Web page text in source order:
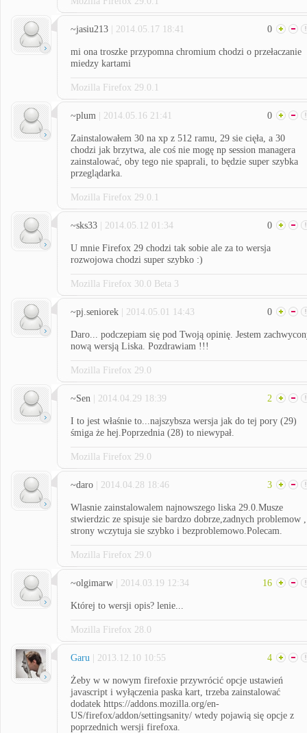
~jasiu213 | 2014.05.17 18:41 0
mi ona troszke przypomna chromium chodzi o przełaczanie
miedzy kartami
Mozilla Firefox 29.0.1
~plum | 2014.05.16 21:41 0
Zainstalowałem 30 na xp z 512 ramu, 29 sie cięła, a 30
chodzi jak brzytwa, ale coś nie mogę np session managera
zainstalować, oby tego nie spaprali, to będzie super szybka
przeglądarka.
Mozilla Firefox 29.0.1
~sks33 | 2014.05.12 01:34 0
U mnie Firefox 29 chodzi tak sobie ale za to wersja
rozwojowa chodzi super szybko :)
Mozilla Firefox 30.0 Beta 3
~pj.seniorek | 2014.05.01 14:43 0
Daro... podczepiam się pod Twoją opinię. Jestem
nową wersją Liska. Pozdrawiam !!!
Mozilla Firefox 29.0
~Sen | 2014.04.29 18:39 2
I to jest właśnie to...najszybsza wersja jak do tej pory (29)
śmiga że hej.Poprzednia (28) to niewypał.
Mozilla Firefox 29.0
~daro | 2014.04.28 18:46 3
Wlasnie zainstalowalem najnowszego liska 29.0.Musze
stwierdzic ze spisuje sie bardzo dobrze,zadnych problemow ,
strony wczytuja sie szybko i bezproblemowo.Polecam.
Mozilla Firefox 29.0
~olgimarw | 2014.03.19 12:34 16
Której to wersji opis? lenie...
Mozilla Firefox 28.0
Garu | 2013.12.10 10:55 4
Żeby w w nowym firefoxie przywrócić opcje ustawień
javascript i wyłączenia paska kart, trzeba zainstalować
dodatek https://addons.mozilla.org/en-
US/firefox/addon/settingsanity/ wtedy pojawią się opcje z
poprzednich wersji firefoxa.